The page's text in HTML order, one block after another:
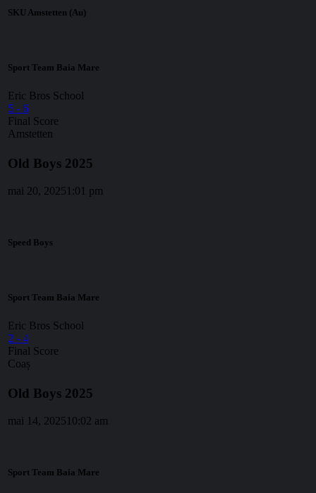
SKU Amstetten (Au)
Sport Team Baia Mare
Eric Bros School
5 - 6
Final Score
Amstetten
Old Boys 2025
mai 20, 2025 1:01 pm
Speed Boys
Sport Team Baia Mare
Eric Bros School
2 - 4
Final Score
Coaș
Old Boys 2025
mai 14, 2025 10:02 am
Sport Team Baia Mare